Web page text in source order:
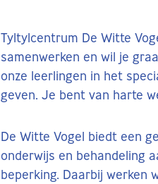
Tyltylcentrum De Witte
samenwerken en wil je
onze leerlingen in het
geven. Je bent van harte
De Witte Vogel biedt een
onderwijs en behandeling
beperking. Daarbij werken